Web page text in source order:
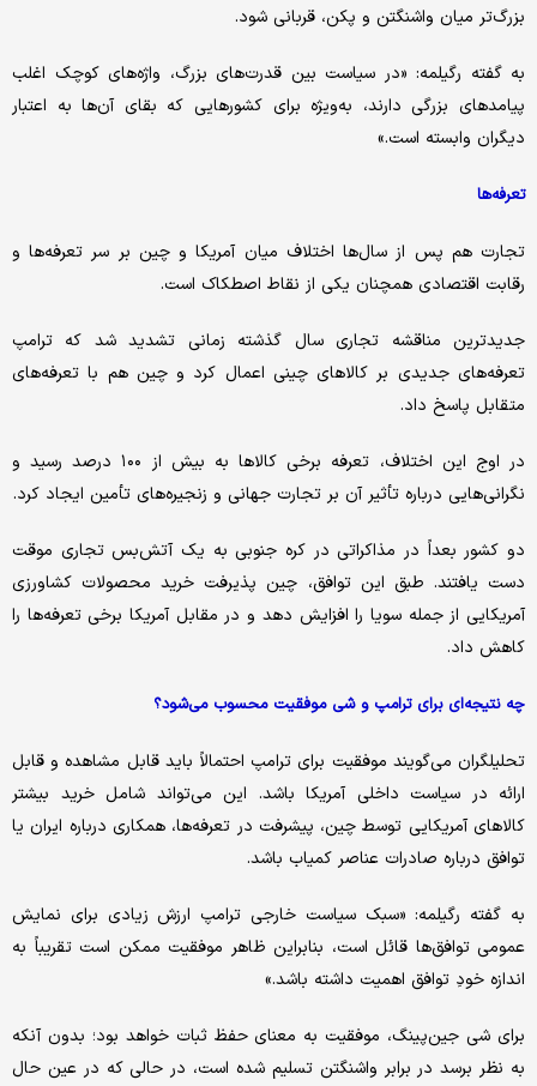
بزرگ‌تر میان واشنگتن و پکن، قربانی شود.
به گفته رگیلمه: «در سیاست بین قدرت‌های بزرگ، واژه‌های کوچک اغلب
پیامدهای بزرگی دارند، به‌ویژه برای کشورهایی که بقای آن‌ها به اعتبار
دیگران وابسته است.»
تعرفه‌ها
تجارت هم پس از سال‌ها اختلاف میان آمریکا و چین بر سر تعرفه‌ها و
رقابت اقتصادی همچنان یکی از نقاط اصطکاک است.
جدیدترین مناقشه تجاری سال گذشته زمانی تشدید شد که ترامپ
تعرفه‌های جدیدی بر کالاهای چینی اعمال کرد و چین هم با تعرفه‌های
متقابل پاسخ داد.
در اوج این اختلاف، تعرفه برخی کالاها به بیش از ۱۰۰ درصد رسید و
نگرانی‌هایی درباره تأثیر آن بر تجارت جهانی و زنجیره‌های تأمین ایجاد کرد.
دو کشور بعداً در مذاکراتی در کره جنوبی به یک آتش‌بس تجاری موقت
دست یافتند. طبق این توافق، چین پذیرفت خرید محصولات کشاورزی
آمریکایی از جمله سویا را افزایش دهد و در مقابل آمریکا برخی تعرفه‌ها را
کاهش داد.
چه نتیجه‌ای برای ترامپ و شی موفقیت محسوب می‌شود؟
تحلیلگران می‌گویند موفقیت برای ترامپ احتمالاً باید قابل مشاهده و قابل
ارائه در سیاست داخلی آمریکا باشد. این می‌تواند شامل خرید بیشتر
کالاهای آمریکایی توسط چین، پیشرفت در تعرفه‌ها، همکاری درباره ایران یا
توافق درباره صادرات عناصر کمیاب باشد.
به گفته رگیلمه: «سبک سیاست خارجی ترامپ ارزش زیادی برای نمایش
عمومی توافق‌ها قائل است، بنابراین ظاهر موفقیت ممکن است تقریباً به
اندازه خودِ توافق اهمیت داشته باشد.»
برای شی جین‌پینگ، موفقیت به معنای حفظ ثبات خواهد بود؛ بدون آنکه
به نظر برسد در برابر واشنگتن تسلیم شده است، در حالی که در عین حال